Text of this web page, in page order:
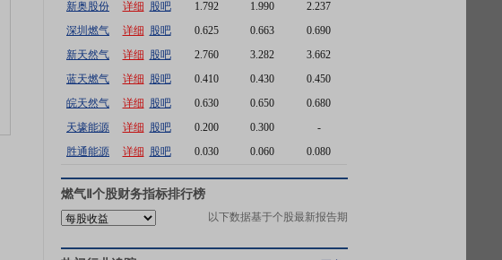
新奥股份
详细 股吧 1.792 1.990
2.237
深圳燃气
详细 股吧 0.625 0.663
0.690
新天然气
详细 股吧 2.760 3.282
3.662
蓝天燃气
详细 股吧 0.410 0.430
0.450
皖天然气
详细 股吧 0.630 0.650
0.680
天壕能源
详细 股吧 0.200 0.300
-
胜通能源
详细 股吧 0.030 0.060 0.080
燃气Ⅱ 个股财务指标排行榜
以下数据基于个股最新报告期